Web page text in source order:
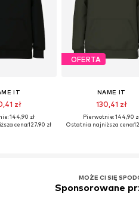
IT
zł
144,90 zł
cena:127,90 zł
OFERTA
NAME IT
130,41 zł
Pierwotnie: 144,90
Ostatnia najniższa cena:
MOŻE CI SIĘ
Sponsorowane